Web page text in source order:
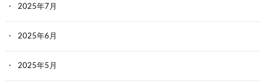
2025年7月
2025年6月
2025年5月